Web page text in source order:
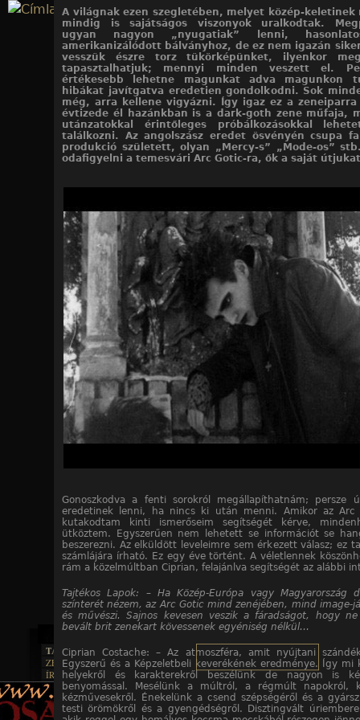
Jump to navigation
A világnak ezen szegletében, melyet közép-keletinek
mindig is sajátságos viszonyok uralkodtak.
ugyan nagyon „nyugatiak” lenni,
amerikanizálódott bálványhoz, de ez nem igazán
vesszük észre torz tükörképünket, ilyenkor
tapasztalhatjuk; mennyi minden veszett el.
értékesebb lehetne magunkat adva magunkon
hibákat javítgatva eredetien gondolkodni. Sok
még, arra kellene vigyázni. Így igaz ez a zeneiparra
évtizede él hazánkban is a dark-goth zene műfaja,
utánzatokkal érintőleges próbálkozásokkal
találkozni. Az angolszász eredet ösvényén csupa
produkció született, olyan „Mercy-s” „Mode-os”
odafigyelni a temesvári Arc Gotic-ra, ők a saját
Gonoszkodva a fenti sorokról megállapíthatnám; persze
eredetinek lenni, ha nincs ki után menni. Amikor az Arc
kutakodtam kinti ismerőseim segítségét kérve,
ütköztem. Egyszerűen nem lehetett se információt se
beszerezni. Az elküldött leveleimre sem érkezett válasz; ez
számlájára írható. Ez egy éve történt. A véletlennek
rám a közelmúltban Ciprian, felajánlva segítségét az alábbi
Tajtékos Lapok: – Ha Közép-Európa vagy Magyarország
színterét nézem, az Arc Gotic mind zenéjében, mind image-
és művészi. Sajnos kevesen veszik a fáradságot, hogy ne
bevált brit zenekart kövessenek egyéniség nélkül…
Ciprian Costache: – Az atmoszféra, amit nyújtani
Egyszerű és a Képzeletbeli keverékének eredménye. Így mi
helyekről és karakterekről beszélünk de nagyon is
benyomással. Mesélünk a múltról, a régmúlt napokról,
kézművesekről. Énekelünk a csend szépségéről és a
testi örömökről és a gyengédségről. Disztingvált
TAJTÉKOS LAPOK
ZENE
EGYÜTTESEK
INTERJÚK
FORDÍTÁSOK
ÍRÁSOK
IRODALOM
FILM
BOSZORKÁNYKONYHA
FEKETE HUMOR
KÉPES